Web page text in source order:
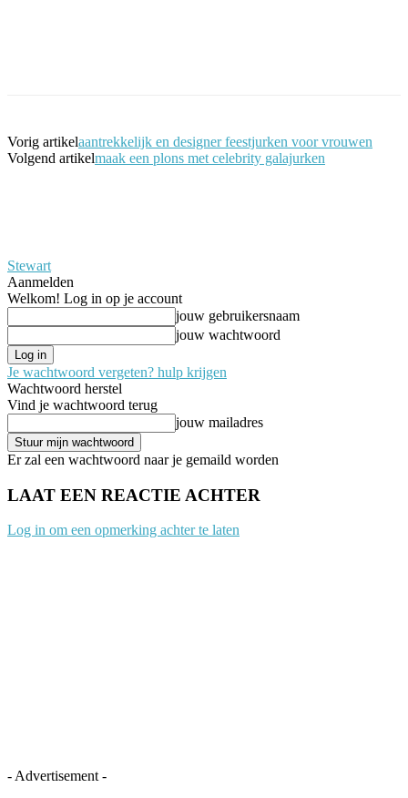
Vorig artikelaantrekkelijk en designer feestjurken voor vrouwen
Volgend artikelmaak een plons met celebrity galajurken
Stewart
Aanmelden
Welkom! Log in op je account
jouw gebruikersnaam
jouw wachtwoord
Je wachtwoord vergeten? hulp krijgen
Wachtwoord herstel
Vind je wachtwoord terug
jouw mailadres
Er zal een wachtwoord naar je gemaild worden
LAAT EEN REACTIE ACHTER
Log in om een opmerking achter te laten
- Advertisement -